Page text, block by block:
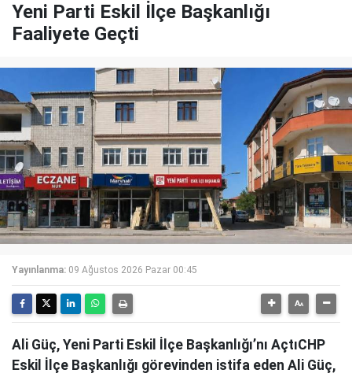
Yeni Parti Eskil İlçe Başkanlığı
Faaliyete Geçti
Yayınlanma: 09 Ağustos 2026 Pazar 00:45
Ali Güç, Yeni Parti Eskil İlçe Başkanlığı’nı AçtıCHP
Eskil İlçe Başkanlığı görevinden istifa eden Ali Güç,